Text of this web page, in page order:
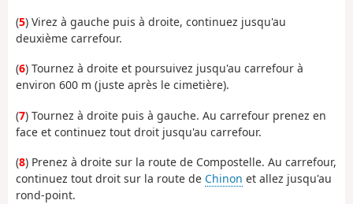
(5) Virez à gauche puis à droite, continuez jusqu'au
deuxième carrefour.
(6) Tournez à droite et poursuivez jusqu'au carrefour à
environ 600 m (juste après le cimetière).
(7) Tournez à droite puis à gauche. Au carrefour prenez en
face et continuez tout droit jusqu'au carrefour.
(8) Prenez à droite sur la route de Compostelle. Au carrefour,
continuez tout droit sur la route de Chinon et allez jusqu'au
rond-point.